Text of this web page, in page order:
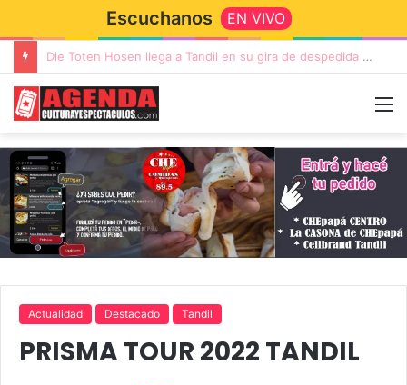
Escuchanos EN VIVO
“TIRRIA” llega a Tandil con un elenco de lujo encabezado por Capusotto, Spregelburd y Stefani
Actualidad Destacado Tandil
PRISMA TOUR 2022 TANDIL